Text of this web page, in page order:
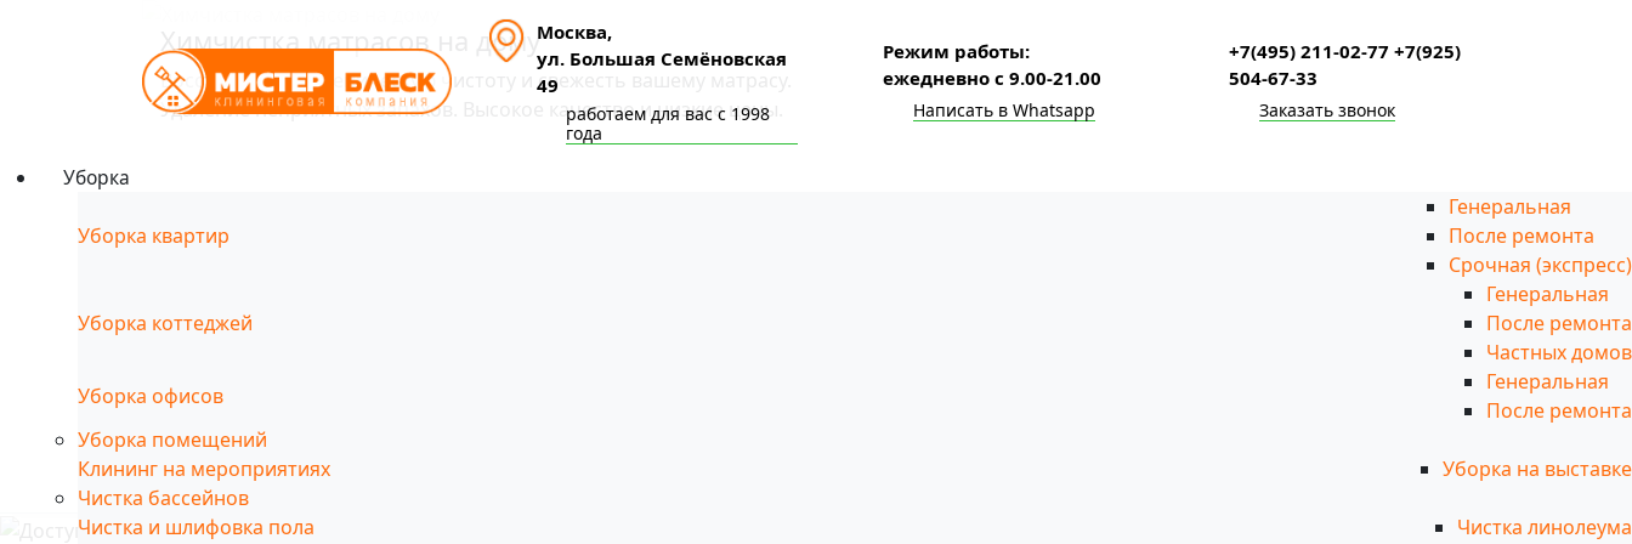
Москва,
ул. Большая Семёновская
49
работаем для вас с 1998
года
Режим работы:
ежедневно с 9.00-21.00
Написать в Whatsapp
+7(495) 211-02-77 +7(925)
504-67-33
Заказать звонок
Уборка
Уборка квартир
Генеральная
После ремонта
Срочная (экспресс)
Уборка коттеджей
Генеральная
После ремонта
Частных домов
Уборка офисов
Генеральная
После ремонта
Уборка помещений
Клининг на мероприятиях
Уборка на выставке
Чистка бассейнов
Чистка и шлифовка пола
Чистка линолеума
Химчистка матрасов на дому
Восстановим гигиеническую чистоту и свежесть вашему матрасу.
Удаление неприятных запахов. Высокое качество и низкие цены.